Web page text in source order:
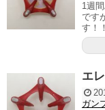
1週
です
す！
エ
ガン